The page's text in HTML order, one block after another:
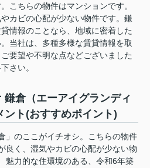
こちらの物件はマンションです。
カビの心配が少ない物件です。鎌
情報のことなら、地域に密着した
当社は、多種多様な賃貸情報を取
要望や不明な点などございました
さい。
鎌倉（エーアイグランディ
ント(おすすめポイント)
」のここがイチオシ。こちらの物件
良く、湿気やカビの心配が少ない物
魅力的な住環境のある、令和6年築